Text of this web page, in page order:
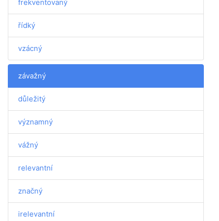
frekventovaný
řídký
vzácný
závažný
důležitý
významný
vážný
relevantní
značný
irelevantní